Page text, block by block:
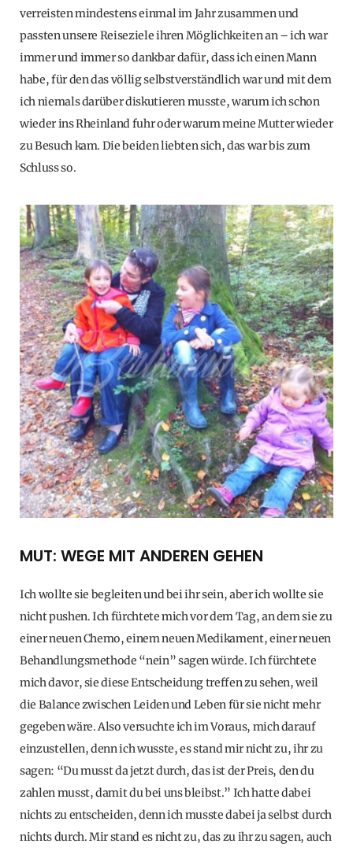
verreisten mindestens einmal im Jahr zusammen und
passten unsere Reiseziele ihren Möglichkeiten an – ich war
immer und immer so dankbar dafür, dass ich einen Mann
habe, für den das völlig selbstverständlich war und mit dem
ich niemals darüber diskutieren musste, warum ich schon
wieder ins Rheinland fuhr oder warum meine Mutter wieder
zu Besuch kam. Die beiden liebten sich, das war bis zum
Schluss so.
MUT: WEGE MIT ANDEREN GEHEN
Ich wollte sie begleiten und bei ihr sein, aber ich wollte sie
nicht pushen. Ich fürchtete mich vor dem Tag, an dem sie zu
einer neuen Chemo, einem neuen Medikament, einer neuen
Behandlungsmethode “nein” sagen würde. Ich fürchtete
mich davor, sie diese Entscheidung treffen zu sehen, weil
die Balance zwischen Leiden und Leben für sie nicht mehr
gegeben wäre. Also versuchte ich im Voraus, mich darauf
einzustellen, denn ich wusste, es stand mir nicht zu, ihr zu
sagen: “Du musst da jetzt durch, das ist der Preis, den du
zahlen musst, damit du bei uns bleibst.” Ich hatte dabei
nichts zu entscheiden, denn ich musste dabei ja selbst durch
nichts durch. Mir stand es nicht zu, das zu ihr zu sagen, auch